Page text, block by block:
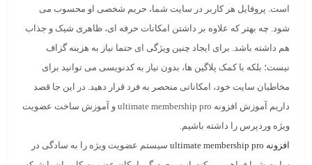
است. پروفایل هر کاربر در سایت شما، حریم شخصی او محسوب می
شود. چه بهتر که علاوه بر داشتن امکانات حرفه ای، ظاهری شیک و جذاب
هم داشته باشد. برای ایجاد چنین ویژگی ای حتما نیاز به هزینه گزاف
نیست؛ بلکه با کمک پلاگین ها، بدون نیاز به کدنویسی می توانید برای
مخاطبان سایت خود، امکاناتی منحصر به فرد قرار دهید. در این جا قصد
داریم آموزش افزونه ultimate membership pro و آموزش ساخت عضویت
ویژه وردپرس را داشته باشیم.
افزونه ultimate membership pro
سیستم عضویت ویژه را به سادگی در